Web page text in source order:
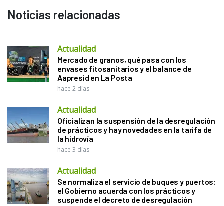
Noticias relacionadas
Actualidad
Mercado de granos, qué pasa con los
envases fitosanitarios y el balance de
Aapresid en La Posta
hace 2 días
Actualidad
Oficializan la suspensión de la desregulación
de prácticos y hay novedades en la tarifa de
la hidrovía
hace 3 días
Actualidad
Se normaliza el servicio de buques y puertos:
el Gobierno acuerda con los prácticos y
suspende el decreto de desregulación